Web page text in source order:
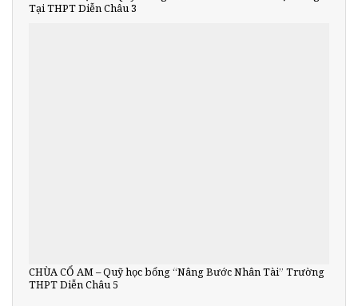
Tại THPT Diễn Châu 3
CHÙA CỔ AM – Quỹ học bổng “Nâng Bước Nhân Tài” Trường
THPT Diễn Châu 5